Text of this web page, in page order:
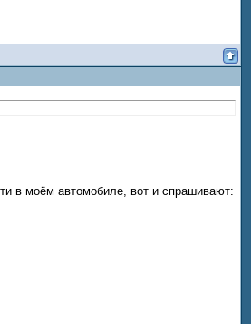
в моём автомобиле, вот и спрашивают: